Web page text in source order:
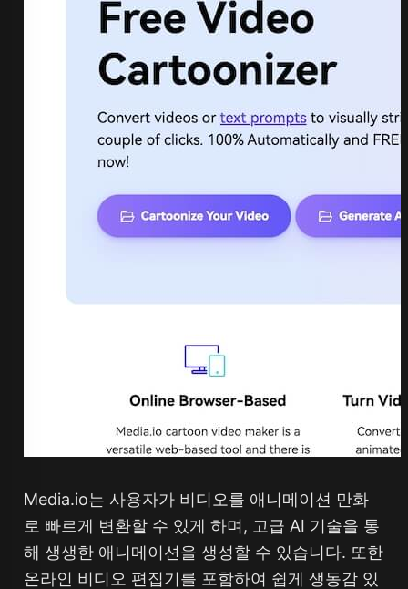
Media.io는 사용자가 비디오를 애니메이션 만화
로 빠르게 변환할 수 있게 하며, 고급 AI 기술을 통
해 생생한 애니메이션을 생성할 수 있습니다. 또한
온라인 비디오 편집기를 포함하여 쉽게 생동감 있